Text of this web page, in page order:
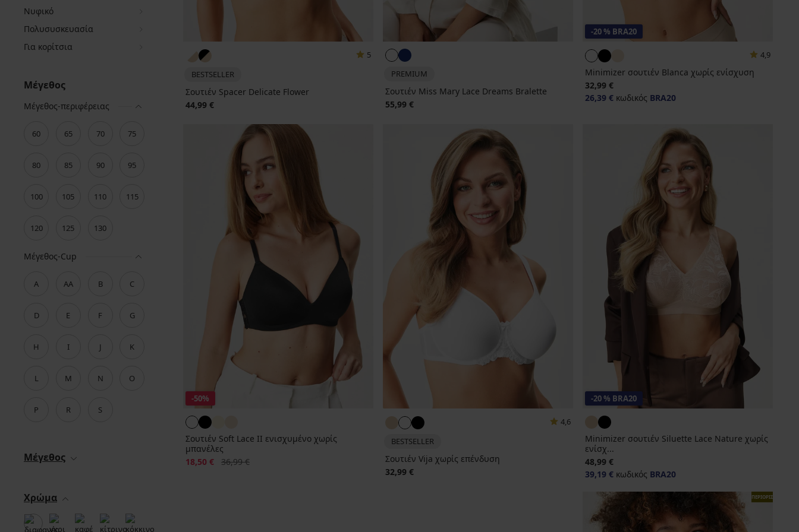
Νυφικό
Πολυσυσκευασία
Για κορίτσια
Μέγεθος
Μέγεθος-περιφέρειας
60 65 70 75
80 85 90 95
100 105 110 115
120 125 130
Μέγεθος-Cup
A AA B C
D E F G
H I J K
L M N O
P R S
Μέγεθος
Χρώμα
5
BESTSELLER
Σουτιέν Spacer Delicate Flower
44,99 €
PREMIUM
Σουτιέν Miss Mary Lace Dreams Bralette
55,99 €
-20 % BRA20
4,9
Minimizer σουτιέν Blanca χωρίς ενίσχυση
32,99 €
26,39 €κωδικός BRA20
-50%
Σουτιέν Soft Lace II ενισχυμένο χωρίς
μπανέλες
Έκπτωση
18,50 € Αρχική τιμή
36,99 €
4,6
BESTSELLER
Σουτιέν Vija χωρίς επένδυση
32,99 €
-20 % BRA20
Minimizer σουτιέν Siluette Lace Nature χωρίς
ενίσχ...
48,99 €
39,19 €κωδικός BRA20
ΠΕΡΙΟΡΙΣΜΕΝΑ